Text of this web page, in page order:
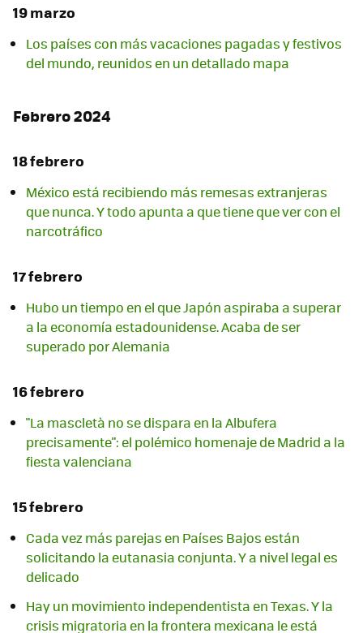
19 marzo
Los países con más vacaciones pagadas y festivos
del mundo, reunidos en un detallado mapa
Febrero 2024
18 febrero
México está recibiendo más remesas extranjeras
que nunca. Y todo apunta a que tiene que ver con el
narcotráfico
17 febrero
Hubo un tiempo en el que Japón aspiraba a superar
a la economía estadounidense. Acaba de ser
superado por Alemania
16 febrero
"La mascletà no se dispara en la Albufera
precisamente": el polémico homenaje de Madrid a la
fiesta valenciana
15 febrero
Cada vez más parejas en Países Bajos están
solicitando la eutanasia conjunta. Y a nivel legal es
delicado
Hay un movimiento independentista en Texas. Y la
crisis migratoria en la frontera mexicana le está